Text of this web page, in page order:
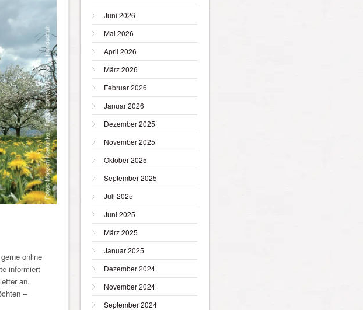
online
informiert
an.
–
Juni 2026
Mai 2026
April 2026
März 2026
Februar 2026
Januar 2026
Dezember 2025
November 2025
Oktober 2025
September 2025
Juli 2025
Juni 2025
März 2025
Januar 2025
Dezember 2024
November 2024
September 2024